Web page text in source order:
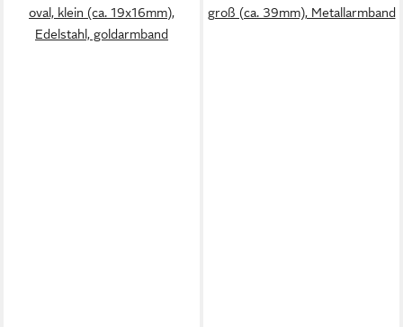
oval, klein (ca. 19x16mm),
Edelstahl, goldarmband
groß (ca. 39mm), Metallarmband